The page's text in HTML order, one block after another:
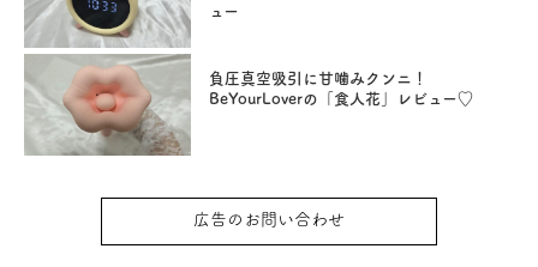
ュー
負圧真空吸引に甘噛みクンニ！
BeYourLoverの「食人花」レビュー♡
広告のお問い合わせ